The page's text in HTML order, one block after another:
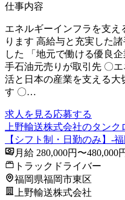
仕事内容
エネルギーインフラを支
ります 高給与と充実した
した 「地元で働ける優良
手石油元売りが取引先 〇
活と日本の産業を支える
す 〇…
求人を見る応募する
上野輸送株式会社のタンク
【シフト制・日勤のみ】-
月給 280,000円〜480,000
トラックドライバー
福岡県福岡市東区
上野輸送株式会社